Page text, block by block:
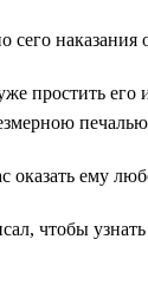
сего наказания
простить его
оказать ему
чтобы